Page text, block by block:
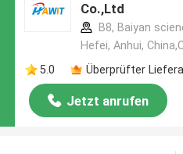
Co.,Ltd
B8, Baiyan
Hefei, Anhui,
5.0
Überprüfter
Jetzt anrufen